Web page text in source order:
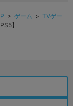
> ゲーム > TVゲー
】